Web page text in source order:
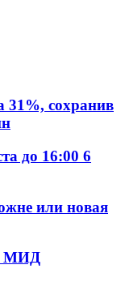
31%, сохранив
до 16:00 6
или новая
МИД